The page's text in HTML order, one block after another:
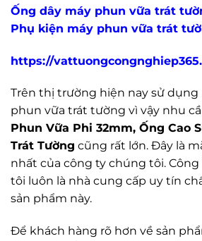
Ống dây máy phun vữa trát
Phụ kiện máy phun vữa trát
https://
Trên thị trường hiện nay sử dụng
phun vữa trát tường vì vậy nhu
Phun Vữa Phi 32mm, Ống Cao
Trát Tường cũng rất lớn. Đây là
nhất của công ty chúng tôi. Công
tôi luôn là nhà cung cấp uy tín
sản phẩm này.
Để khách hàng rõ hơn về sản